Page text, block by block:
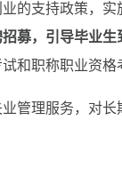
支持政策，实
募，引导毕业
和职称职业资
理服务，对长